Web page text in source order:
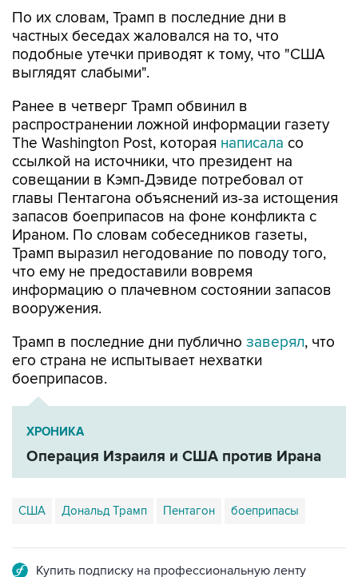
По их словам, Трамп в последние дни в
частных беседах жаловался на то, что
подобные утечки приводят к тому, что "США
выглядят слабыми".
Ранее в четверг Трамп обвинил в
распространении ложной информации газету
The Washington Post, которая написала со
ссылкой на источники, что президент на
совещании в Кэмп-Дэвиде потребовал от
главы Пентагона объяснений из-за истощения
запасов боеприпасов на фоне конфликта с
Ираном. По словам собеседников газеты,
Трамп выразил негодование по поводу того,
что ему не предоставили вовремя
информацию о плачевном состоянии запасов
вооружения.
Трамп в последние дни публично заверял, что
его страна не испытывает нехватки
боеприпасов.
ХРОНИКА
Операция Израиля и США против Ирана
США Дональд Трамп Пентагон боеприпасы
Купить подписку на профессиональную ленту